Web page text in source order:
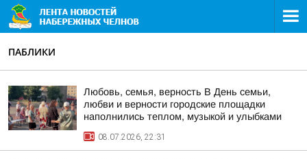
ПАБЛИКИ
Любовь, семья, верность В День семьи,
любви и верности городские площадки
наполнились теплом, музыкой и улыбками
08.07.2026, 22:31